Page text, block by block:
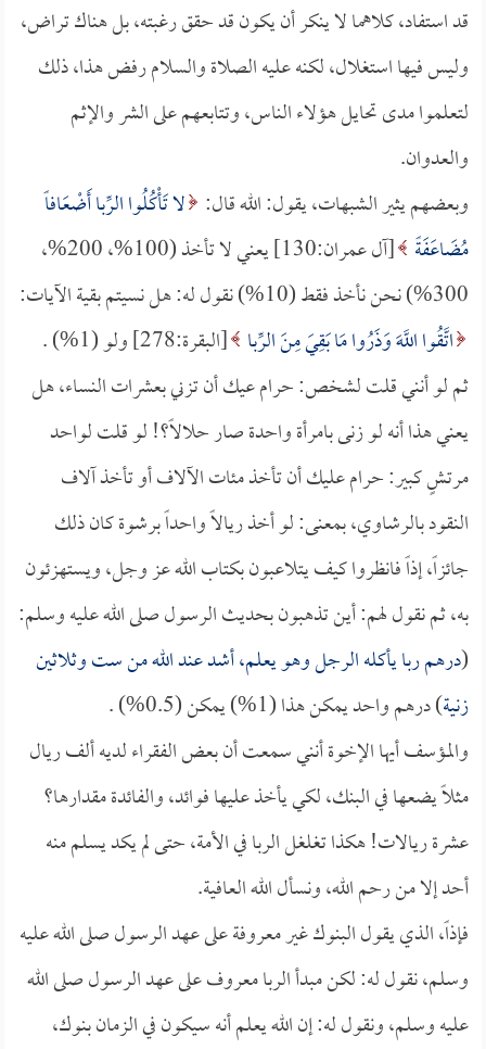
قد استفاد، كلاهما لا ينكر أن يكون قد حقق رغبته، بل هناك تراض،
وليس فيها استغلال، لكنه عليه الصلاة والسلام رفض هذا، ذلك
لتعلموا مدى تحايل هؤلاء الناس، وتتابعهم على الشر والإثم
والعدوان.
وبعضهم يثير الشبهات، يقول: الله قال: لا تَأْكُلُوا الرِّبا أَضْعَافاً
مُضَاعَفَةً
[آل عمران:130] يعني لا تأخذ (100%، 200%،
300%) نحن نأخذ فقط (10%) نقول له: هل نسيتم بقية الآيات:
اتَّقُوا اللَّهَ وَذَرُوا مَا بَقِيَ مِنَ الرِّبا [البقرة:278] ولو (1%) .
ثم لو أنني قلت لشخص: حرام عيك أن تزني بعشرات النساء، هل
يعني هذا أنه لو زنى بامرأة واحدة صار حلالاً؟! لو قلت لواحد
مرتشٍ كبير: حرام عليك أن تأخذ مئات الآلاف أو تأخذ آلاف
النقود بالرشاوي، بمعنى: لو أخذ ريالاً واحداً برشوة كان ذلك
جائزاً، إذاً فانظروا كيف يتلاعبون بكتاب الله عز وجل، ويستهزئون
به، ثم نقول لهم: أين تذهبون بحديث الرسول صلى الله عليه وسلم:
(درهم ربا يأكله الرجل وهو يعلم، أشد عند الله من ست وثلاثين
زنية) درهم واحد يمكن هذا (1%) يمكن (0.5%) .
والمؤسف أيها الإخوة أنني سمعت أن بعض الفقراء لديه ألف ريال
مثلاً يضعها في البنك، لكي يأخذ عليها فوائد، والفائدة مقدارها؟
عشرة ريالات! هكذا تغلغل الربا في الأمة، حتى لم يكد يسلم منه
أحد إلا من رحم الله، ونسأل الله العافية.
فإذاً، الذي يقول البنوك غير معروفة على عهد الرسول صلى الله عليه
وسلم، نقول له: لكن مبدأ الربا معروف على عهد الرسول صلى الله
عليه وسلم، ونقول له: إن الله يعلم أنه سيكون في الزمان بنوك،